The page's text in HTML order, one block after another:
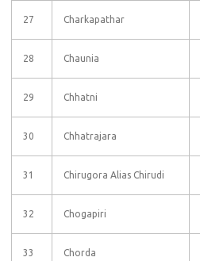
27 Charkapathar
28 Chaunia
29 Chhatni
30 Chhatrajara
31 Chirugora Alias Chirudi
32 Chogapiri
33 Chorda